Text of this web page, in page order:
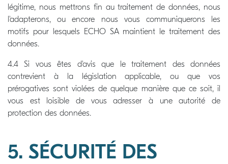
légitime, nous mettrons fin au traitement de données, nous
l'adapterons, ou encore nous vous communiquerons les
motifs pour lesquels ECHO SA maintient le traitement des
données.
4.4 Si vous êtes d'avis que le traitement des données
contrevient à la législation applicable, ou que vos
prérogatives sont violées de quelque manière que ce soit, il
vous est loisible de vous adresser à une autorité de
protection des données.
5. SÉCURITÉ DES